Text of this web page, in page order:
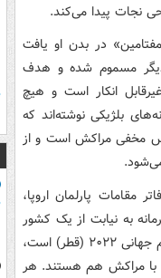
نجات پیدا می‌کند.
در بدن او یافت
مسموم شده و هدف
انکار است و هیچ
بلژیکی نوشته‌اند که
مخفی مراکش است و از
پارلمان اروپا،
به نیابت از یک کشور
حاشیه خلیج فارس که نام آن فاش نشده و به زعم بسیاری میزبان جام جهانی ۲۰۲۲ (قطر) است،
با مراکش هم هستند. هر